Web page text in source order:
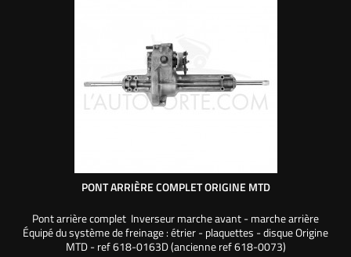
PONT ARRIÈRE COMPLET ORIGINE MTD
Pont arrière complet Inverseur marche avant - marche arrière
Équipé du système de freinage : étrier - plaquettes - disque Origine
MTD - ref 618-0163D (ancienne ref 618-0073)